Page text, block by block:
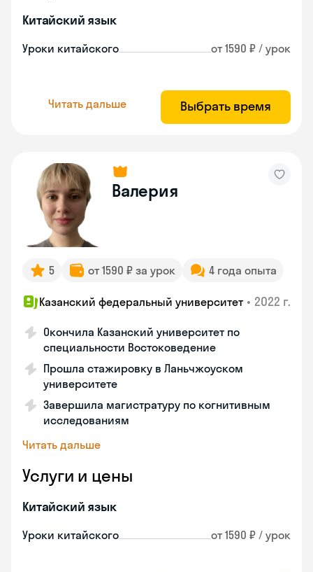
Китайский язык
Уроки китайского от 1590 ₽ / урок
Читать дальше Выбрать время
Валерия
5 от 1590 ₽ за урок 4 года опыта
Казанский федеральный университет • 2022 г.
Окончила Казанский университет по
специальности Востоковедение
Прошла стажировку в Ланьчжоуском
университете
Завершила магистратуру по когнитивным
исследованиям
Читать дальше
Услуги и цены
Китайский язык
Уроки китайского от 1590 ₽ / урок